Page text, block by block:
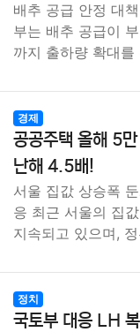
배추 공급 안정 대
부는 배추 공급이
까지 출하량 확대
경제
공공주택 올해 5
난해 4.5배!
서울 집값 상승폭
응 최근 서울의 집
지속되고 있으며,
정치
국토부 대응 LH